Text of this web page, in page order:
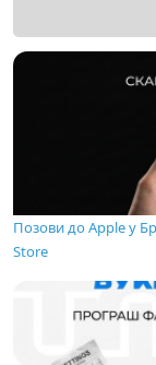
Позови до Apple у
Store